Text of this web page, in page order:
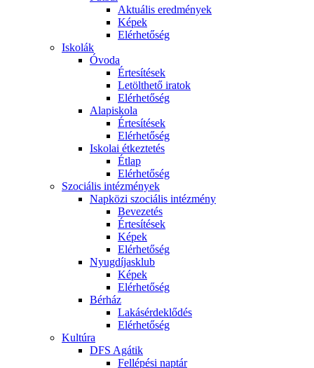
Aktuális eredmények
Képek
Elérhetőség
Iskolák
Óvoda
Értesítések
Letölthető iratok
Elérhetőség
Alapiskola
Értesítések
Elérhetőség
Iskolai étkeztetés
Étlap
Elérhetőség
Szociális intézmények
Napközi szociális intézmény
Bevezetés
Értesítések
Képek
Elérhetőség
Nyugdíjasklub
Képek
Elérhetőség
Bérház
Lakásérdeklődés
Elérhetőség
Kultúra
DFS Agátik
Fellépési naptár